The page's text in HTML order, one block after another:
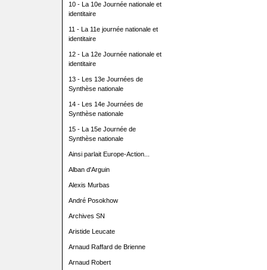
10 - La 10e Journée nationale et
identitaire
11 - La 11e journée nationale et
identitaire
12 - La 12e Journée nationale et
identitaire
13 - Les 13e Journées de
Synthèse nationale
14 - Les 14e Journées de
Synthèse nationale
15 - La 15e Journée de
Synthèse nationale
Ainsi parlait Europe-Action...
Alban d'Arguin
Alexis Murbas
André Posokhow
Archives SN
Aristide Leucate
Arnaud Raffard de Brienne
Arnaud Robert